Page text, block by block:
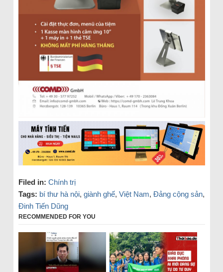
Filed in: Chính trị
Tags: bí thư hà nội, giành ghế, Việt Nam, Đảng cộng sản,
Đinh Tiến Dũng
RECOMMENDED FOR YOU